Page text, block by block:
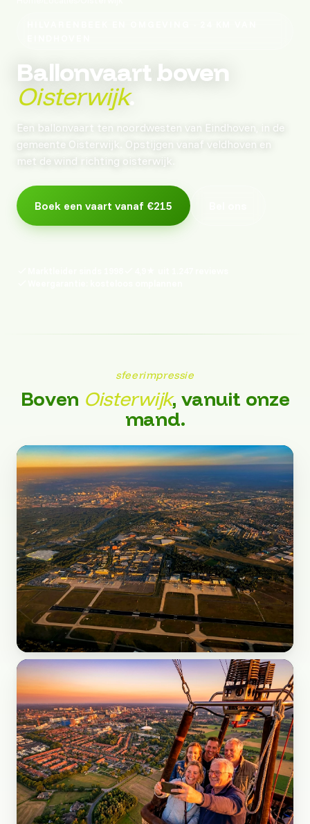
Ballonvaart boven
Oisterwijk.
Een ballonvaart ten noordwesten van Eindhoven, in de
gemeente Oisterwijk. Opstijgen vanaf veldhoven en
met de wind richting oisterwijk.
Boek een vaart vanaf €215
sfeerimpressie
Boven Oisterwijk, vanuit onze
mand.